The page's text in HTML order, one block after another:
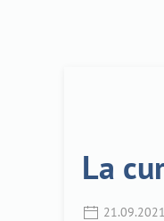
La
21.09.2021